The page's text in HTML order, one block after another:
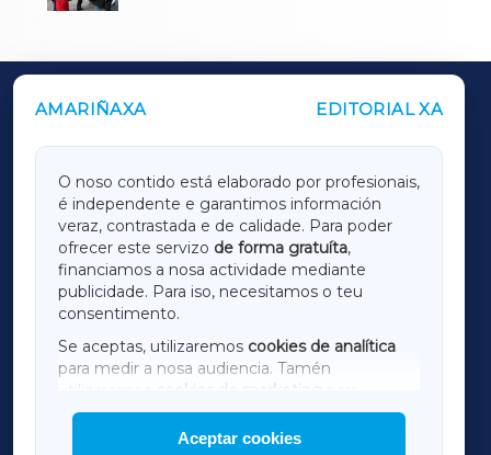
AMARIÑAXA EDITORIAL XA
O noso contido está elaborado por profesionais,
é independente e garantimos información
veraz, contrastada e de calidade. Para poder
ofrecer este servizo de forma gratuíta,
financiamos a nosa actividade mediante
publicidade. Para iso, necesitamos o teu
consentimento.
Se aceptas, utilizaremos cookies de analítica
para medir a nosa audiencia. Tamén
utilizaremos
cookies de marketing
mostrar publicidade de terceiros.
Así mesmo, podes personalizar a elección das
Aceptar cookies
OUTROS PERIÓDICOS
LUGOXA
TERRACHAXA
AMARIÑAXA
RIBEIRASACRAXA